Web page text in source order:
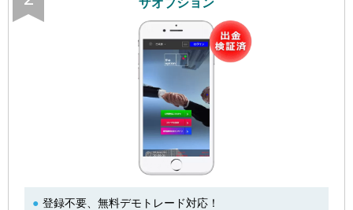
登録不要、無料デモトレード対応！